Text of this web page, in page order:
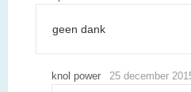
geen dank
knol power 25 december